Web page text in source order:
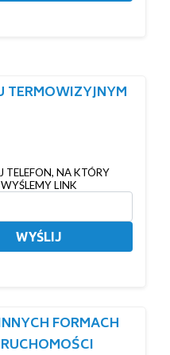
TERMOWIZYJNYM
TELEFON, NA KTÓRY
WYŚLEMY LINK
WYŚLIJ
FORMACH